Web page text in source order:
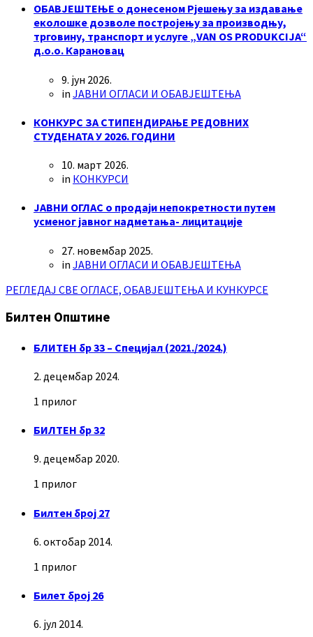
ОБАВЈЕШТЕЊЕ о донесеном Рјешењу за издавање
еколошке дозволе постројењу за производњу,
трговину, транспорт и услуге „VAN OS PRODUKCIJA“
д.о.о. Карановац
9. јун 2026.
in ЈАВНИ ОГЛАСИ И ОБАВЈЕШТЕЊА
КОНКУРС ЗА СТИПЕНДИРАЊЕ РЕДОВНИХ
СТУДЕНАТА У 2026. ГОДИНИ
10. март 2026.
in КОНКУРСИ
ЈАВНИ ОГЛАС о продаји непокретности путем
усменог јавног надметања- лицитације
27. новембар 2025.
in ЈАВНИ ОГЛАСИ И ОБАВЈЕШТЕЊА
РЕГЛЕДАЈ СВЕ ОГЛАСЕ, ОБАВЈЕШТЕЊА И КУНКУРСЕ
Билтен Општине
БЛИТЕН бр 33 – Специјал (2021./2024.)
2. децембар 2024.
1 прилог
БИЛТЕН бр 32
9. децембар 2020.
1 прилог
Билтен број 27
6. октобар 2014.
1 прилог
Билет број 26
6. јул 2014.